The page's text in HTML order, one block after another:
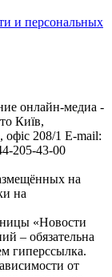
и персональных
онлайн-медиа -
Київ,
208/1 E-mail:
205-43-00
на
на
«Новости
– обязательна
гиперссылка.
от